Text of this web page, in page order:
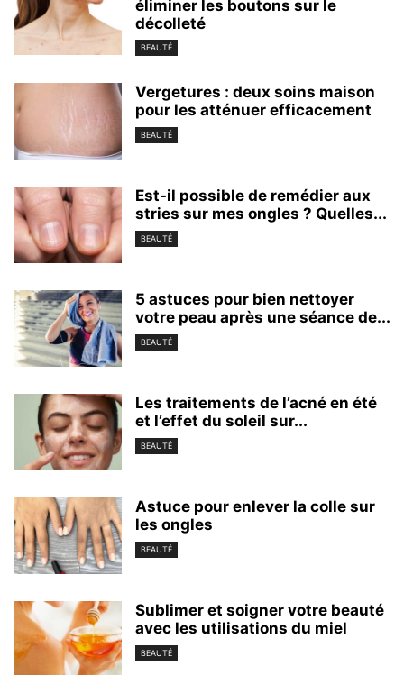
éliminer les boutons sur le
décolleté
BEAUTÉ
Vergetures : deux soins maison
pour les atténuer efficacement
BEAUTÉ
Est-il possible de remédier aux
stries sur mes ongles ? Quelles...
BEAUTÉ
5 astuces pour bien nettoyer
votre peau après une séance de...
BEAUTÉ
Les traitements de l’acné en été
et l’effet du soleil sur...
BEAUTÉ
Astuce pour enlever la colle sur
les ongles
BEAUTÉ
Sublimer et soigner votre beauté
avec les utilisations du miel
BEAUTÉ